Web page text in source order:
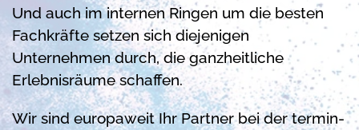
Und auch im internen Ringen um die besten
Fachkräfte setzen sich diejenigen
Unternehmen durch, die ganzheitliche
Erlebnisräume schaffen.
Wir sind europaweit Ihr Partner bei der termin-